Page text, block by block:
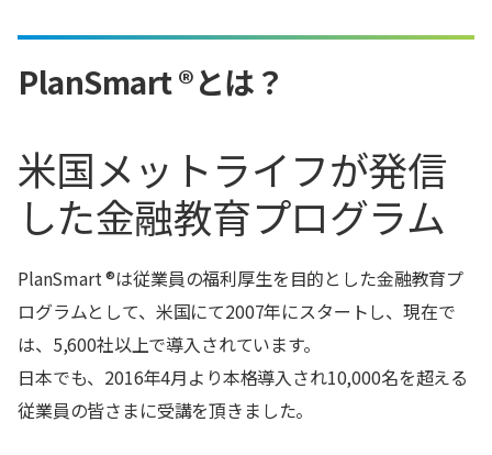
PlanSmart ®とは？
米国メットライフが発信
した金融教育プログラム
PlanSmart ®は従業員の福利厚生を目的とした金融教育プ
ログラムとして、米国にて2007年にスタートし、現在で
は、5,600社以上で導入されています。
日本でも、2016年4月より本格導入され10,000名を超える
従業員の皆さまに受講を頂きました。